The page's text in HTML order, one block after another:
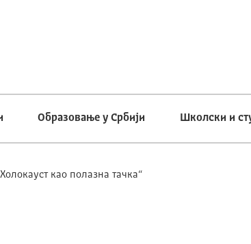
Образовање у Србији Школски и
као полазна тачка“